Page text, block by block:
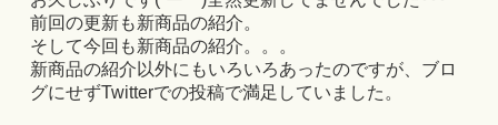
前回の更新も新商品の紹介。
そして今回も新商品の紹介。。。
新商品の紹介以外にもいろいろあったのですが、ブロ
グにせずTwitterでの投稿で満足していました。